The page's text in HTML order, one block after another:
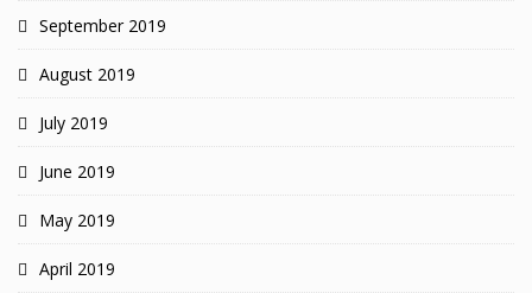
September 2019
August 2019
July 2019
June 2019
May 2019
April 2019